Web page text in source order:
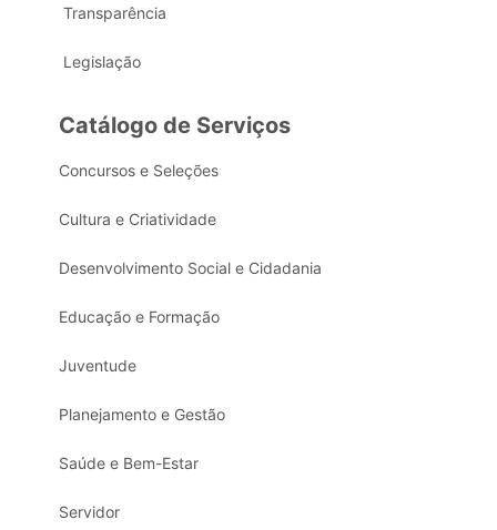
Transparência
Legislação
Catálogo de Serviços
Concursos e Seleções
Cultura e Criatividade
Desenvolvimento Social e Cidadania
Educação e Formação
Juventude
Planejamento e Gestão
Saúde e Bem-Estar
Servidor